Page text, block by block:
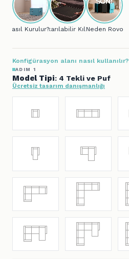
Nasıl Kurulur?Çıkarılabilir KılıfNeden Rovon?
Konfigürasyon alanı nasıl kullanılır?
ADIM 1
Model Tipi: 4 Tekli ve Puf
Ücretsiz tasarım danışmanlığı